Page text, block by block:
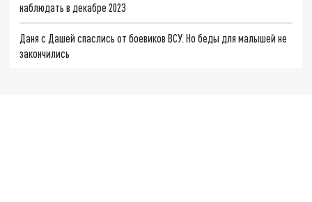
наблюдать в декабре 2023
Даня с Дашей спаслись от боевиков ВСУ. Но беды для малышей не
закончились